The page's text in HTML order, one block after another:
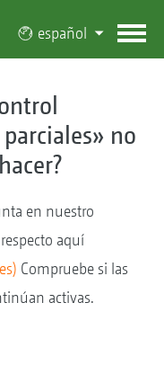
español
no
en nuestro
aquí
Compruebe si las
activas.